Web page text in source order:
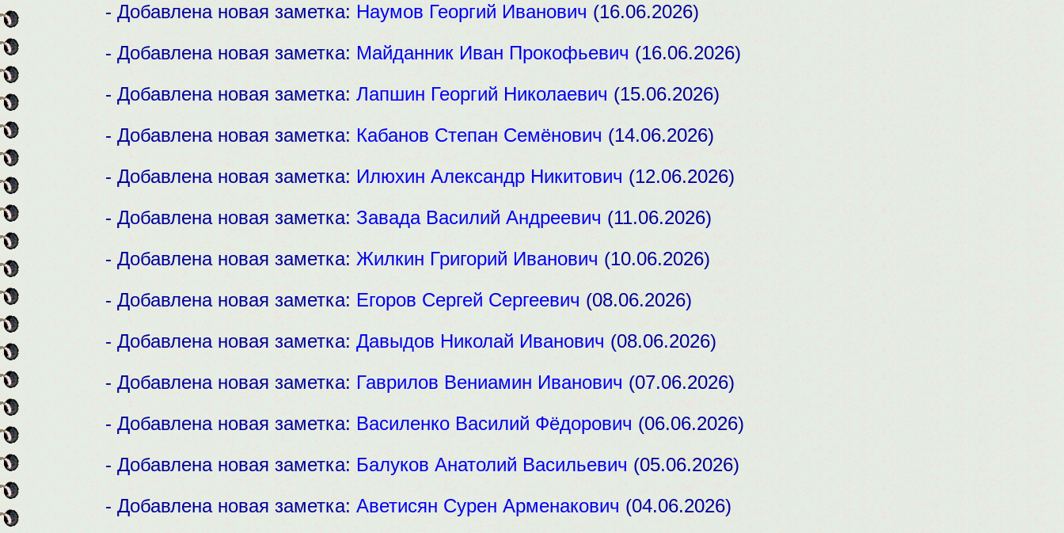
- Добавлена новая заметка: Наумов Георгий Иванович (16.06.2026)
- Добавлена новая заметка: Майданник Иван Прокофьевич (16.06.2026)
- Добавлена новая заметка: Лапшин Георгий Николаевич (15.06.2026)
- Добавлена новая заметка: Кабанов Степан Семёнович (14.06.2026)
- Добавлена новая заметка: Илюхин Александр Никитович (12.06.2026)
- Добавлена новая заметка: Завада Василий Андреевич (11.06.2026)
- Добавлена новая заметка: Жилкин Григорий Иванович (10.06.2026)
- Добавлена новая заметка: Егоров Сергей Сергеевич (08.06.2026)
- Добавлена новая заметка: Давыдов Николай Иванович (08.06.2026)
- Добавлена новая заметка: Гаврилов Вениамин Иванович (07.06.2026)
- Добавлена новая заметка: Василенко Василий Фёдорович (06.06.2026)
- Добавлена новая заметка: Балуков Анатолий Васильевич (05.06.2026)
- Добавлена новая заметка: Аветисян Сурен Арменакович (04.06.2026)